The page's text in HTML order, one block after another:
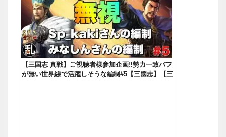
【三国志 真戦】ご視聴者様参加企画‼勢力一致バフ
が無い世界線で活躍しそうな編制#5【三國志】【三